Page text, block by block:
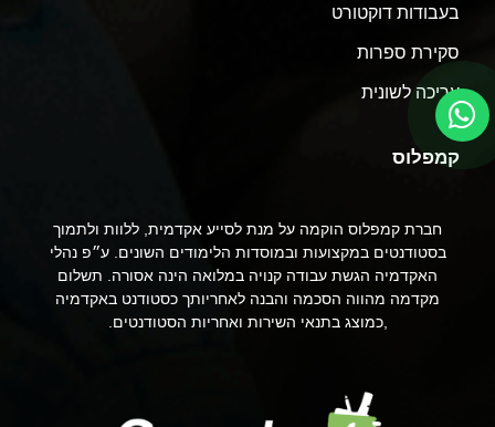
בעבודות דוקטורט
סקירת ספרות
עריכה לשונית
קמפלוס
חברת קמפלוס הוקמה על מנת לסייע אקדמית, ללוות ולתמוך
בסטודנטים במקצועות ובמוסדות הלימודים השונים. ע״פ נהלי
האקדמיה הגשת עבודה קנויה במלואה הינה אסורה. תשלום
מקדמה מהווה הסכמה והבנה לאחריותך כסטודנט באקדמיה
,כמוצג בתנאי השירות ואחריות הסטודנטים.